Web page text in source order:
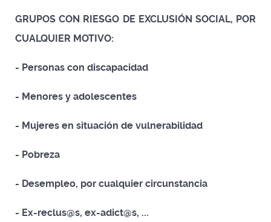
GRUPOS CON RIESGO DE EXCLUSIÓN SOCIAL, POR
CUALQUIER MOTIVO:
- Personas con discapacidad
- Menores y adolescentes
- Mujeres en situación de vulnerabilidad
- Pobreza
- Desempleo, por cualquier circunstancia
- Ex-reclus@s, ex-adict@s, ...